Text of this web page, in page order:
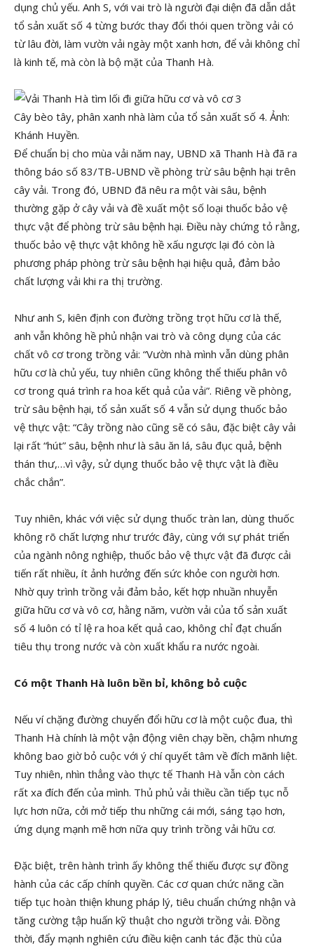
dụng chủ yếu. Anh S, với vai trò là người đại diện đã dẫn dắt
tổ sản xuất số 4 từng bước thay đổi thói quen trồng vải có
từ lâu đời, làm vườn vải ngày một xanh hơn, để vải không chỉ
là kinh tế, mà còn là bộ mặt của Thanh Hà.
Cây bèo tây, phân xanh nhà làm của tổ sản xuất số 4. Ảnh:
Khánh Huyền.
Để chuẩn bị cho mùa vải năm nay, UBND xã Thanh Hà đã ra
thông báo số 83/TB-UBND về phòng trừ sâu bệnh hại trên
cây vải. Trong đó, UBND đã nêu ra một vài sâu, bệnh
thường gặp ở cây vải và đề xuất một số loại thuốc bảo vệ
thực vật để phòng trừ sâu bệnh hại. Điều này chứng tỏ rằng,
thuốc bảo vệ thực vật không hề xấu ngược lại đó còn là
phương pháp phòng trừ sâu bệnh hại hiệu quả, đảm bảo
chất lượng vải khi ra thị trường.
Như anh S, kiên định con đường trồng trọt hữu cơ là thế,
anh vẫn không hề phủ nhận vai trò và công dụng của các
chất vô cơ trong trồng vải: “Vườn nhà mình vẫn dùng phân
hữu cơ là chủ yếu, tuy nhiên cũng không thể thiếu phân vô
cơ trong quá trình ra hoa kết quả của vải”. Riêng về phòng,
trừ sâu bệnh hại, tổ sản xuất số 4 vẫn sử dụng thuốc bảo
vệ thực vật: “Cây trồng nào cũng sẽ có sâu, đặc biệt cây vải
lại rất “hút” sâu, bệnh như là sâu ăn lá, sâu đục quả, bệnh
thán thư,…vì vậy, sử dụng thuốc bảo vệ thực vật là điều
chắc chắn”.
Tuy nhiên, khác với việc sử dụng thuốc tràn lan, dùng thuốc
không rõ chất lượng như trước đây, cùng với sự phát triển
của ngành nông nghiệp, thuốc bảo vệ thực vật đã được cải
tiến rất nhiều, ít ảnh hưởng đến sức khỏe con người hơn.
Nhờ quy trình trồng vải đảm bảo, kết hợp nhuần nhuyễn
giữa hữu cơ và vô cơ, hằng năm, vườn vải của tổ sản xuất
số 4 luôn có tỉ lệ ra hoa kết quả cao, không chỉ đạt chuẩn
tiêu thụ trong nước và còn xuất khẩu ra nước ngoài.
Có một Thanh Hà luôn bền bỉ, không bỏ cuộc
Nếu ví chặng đường chuyển đổi hữu cơ là một cuộc đua, thì
Thanh Hà chính là một vận động viên chạy bền, chậm nhưng
không bao giờ bỏ cuộc với ý chí quyết tâm về đích mãnh liệt.
Tuy nhiên, nhìn thẳng vào thực tế Thanh Hà vẫn còn cách
rất xa đích đến của mình. Thủ phủ vải thiều cần tiếp tục nỗ
lực hơn nữa, cởi mở tiếp thu những cái mới, sáng tạo hơn,
ứng dụng mạnh mẽ hơn nữa quy trình trồng vải hữu cơ.
Đặc biệt, trên hành trình ấy không thể thiếu được sự đồng
hành của các cấp chính quyền. Các cơ quan chức năng cần
tiếp tục hoàn thiện khung pháp lý, tiêu chuẩn chứng nhận và
tăng cường tập huấn kỹ thuật cho người trồng vải. Đồng
thời, đẩy mạnh nghiên cứu điều kiện canh tác đặc thù của